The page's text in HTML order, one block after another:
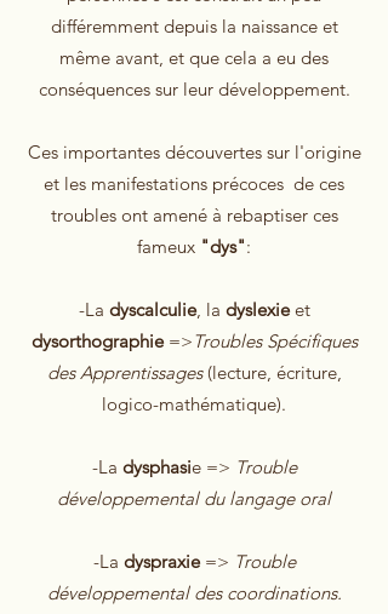
différemment depuis la naissance et
même avant, et que cela a eu des
conséquences sur leur développement.
Ces importantes découvertes sur l'origine
et les manifestations précoces de ces
troubles ont amené à rebaptiser ces
fameux "dys":
-La dyscalculie, la dyslexieet
dysorthographie=>Troubles Spécifiques
des Apprentissages(lecture, écriture,
logico-mathématique).
-La dysphasie => Trouble
développemental du langage oral
-La dyspraxie=> Trouble
développemental des coordinations.